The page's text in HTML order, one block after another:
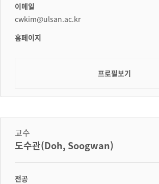
이메일
cwkim@ulsan.ac.kr
홈페이지
프로필보기
교수
도수관(Doh, Soogwan)
전공